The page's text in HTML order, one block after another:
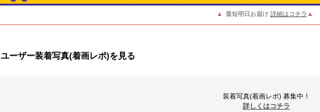
▲ 最短明日お届け 詳細はコチラ ▲
ユーザー装着写真(着画レポ)を見る
装着写真(着画レポ) 募集中！
詳しくはコチラ